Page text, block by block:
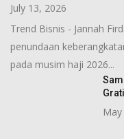
July 13, 2026
Trend Bisnis - Jannah
penundaan
pada musim haji 2026...